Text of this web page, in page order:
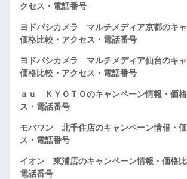
クセス・電話番号
ヨドバシカメラ マルチメディア京都のキャ
価格比較・アクセス・電話番号
ヨドバシカメラ マルチメディア仙台のキャ
価格比較・アクセス・電話番号
ａｕ ＫＹＯＴＯのキャンペーン情報・価
ス・電話番号
モバワン 北千住店のキャンペーン情報・
ス・電話番号
イオン 東浦店のキャンペーン情報・価格比
電話番号